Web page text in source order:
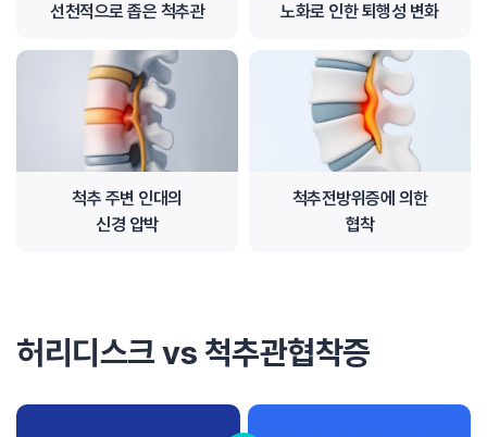
선천적으로 좁은 척추관 노화로 인한 퇴행성 변화
척추 주변 인대의
신경 압박
척추전방위증에 의한
협착
허리디스크 vs 척추관협착증